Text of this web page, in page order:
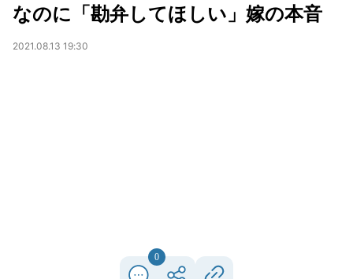
なのに「勘弁してほしい」嫁の本音
2021.08.13 19:30
0